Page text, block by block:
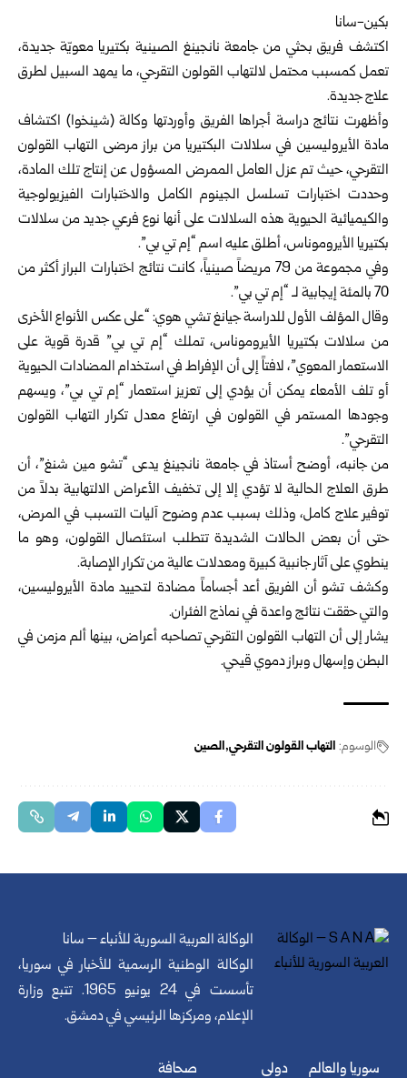
بكين-سانا
اكتشف فريق بحثي من جامعة نانجينغ الصينية بكتيريا معويّة جديدة،
تعمل كمسبب محتمل لالتهاب القولون التقرحي، ما يمهد السبيل لطرق
علاج جديدة.
وأظهرت نتائج دراسة أجراها الفريق وأوردتها وكالة (شينخوا) اكتشاف
مادة الأيروليسين في سلالات البكتيريا من براز مرضى التهاب القولون
التقرحي، حيث تم عزل العامل الممرض المسؤول عن إنتاج تلك المادة،
وحددت اختبارات تسلسل الجينوم الكامل والاختبارات الفيزيولوجية
والكيميائية الحيوية هذه السلالات على أنها نوع فرعي جديد من سلالات
بكتيريا الأيروموناس، أطلق عليه اسم “إم تي بي”.
وفي مجموعة من 79 مريضاً صينياً، كانت نتائج اختبارات البراز أكثر من
70 بالمئة إيجابية لـ “إم تي بي”.
وقال المؤلف الأول للدراسة جيانغ تشي هوي: “على عكس الأنواع الأخرى
من سلالات بكتيريا الأيروموناس، تملك “إم تي بي” قدرة قوية على
الاستعمار المعوي”، لافتاً إلى أن الإفراط في استخدام المضادات الحيوية
أو تلف الأمعاء يمكن أن يؤدي إلى تعزيز استعمار “إم تي بي”، ويسهم
وجودها المستمر في القولون في ارتفاع معدل تكرار التهاب القولون
التقرحي”.
من جانبه، أوضح أستاذ في جامعة نانجينغ يدعى “تشو مين شنغ”، أن
طرق العلاج الحالية لا تؤدي إلا إلى تخفيف الأعراض الالتهابية بدلاً من
توفير علاج كامل، وذلك بسبب عدم وضوح آليات التسبب في المرض،
حتى أن بعض الحالات الشديدة تتطلب استئصال القولون، وهو ما
ينطوي على آثار جانبية كبيرة ومعدلات عالية من تكرار الإصابة.
وكشف تشو أن الفريق أعد أجساماً مضادة لتحييد مادة الأيروليسين،
والتي حققت نتائج واعدة في نماذج الفئران.
يشار إلى أن التهاب القولون التقرحي تصاحبه أعراض، بينها ألم مزمن في
البطن وإسهال وبراز دموي قيحي.
الوسوم: التهاب القولون التقرحي الصين
الوكالة العربية السورية للأنباء – سانا
الوكالة الوطنية الرسمية للأخبار في سوريا،
تأسست في 24 يونيو 1965. تتبع وزارة
الإعلام، ومركزها الرئيسي في دمشق.
سوريا والعالم دولي صحافة